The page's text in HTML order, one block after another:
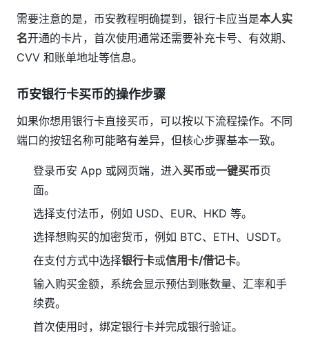
需要注意的是，币安教程明确提到，银行卡应当是本人实
名开通的卡片，首次使用通常还需要补充卡号、有效期、
CVV 和账单地址等信息。
币安银行卡买币的操作步骤
如果你想用银行卡直接买币，可以按以下流程操作。不同
端口的按钮名称可能略有差异，但核心步骤基本一致。
登录币安 App 或网页端，进入买币或一键买币页
面。
选择支付法币，例如 USD、EUR、HKD 等。
选择想购买的加密货币，例如 BTC、ETH、USDT。
在支付方式中选择银行卡或信用卡/借记卡。
输入购买金额，系统会显示预估到账数量、汇率和手
续费。
首次使用时，绑定银行卡并完成银行验证。